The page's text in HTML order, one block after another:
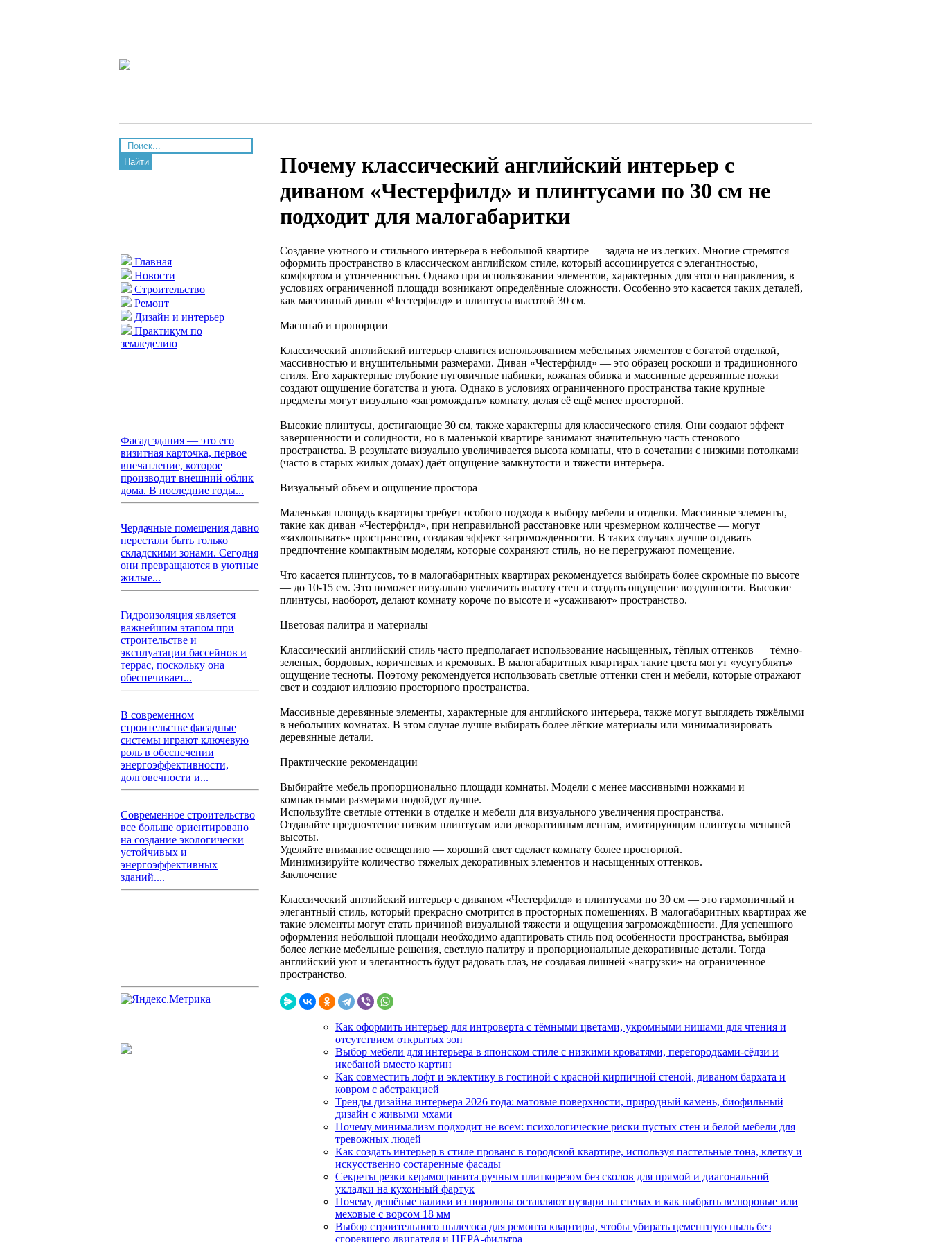
Найти
Главная
Новости
Строительство
Ремонт
Дизайн и интерьер
Практикум по
земледелию
Фасад здания — это его
визитная карточка, первое
впечатление, которое
производит внешний облик
дома. В последние годы...
Чердачные помещения давно
перестали быть только
складскими зонами. Сегодня
они превращаются в уютные
жилые...
Гидроизоляция является
важнейшим этапом при
строительстве и
эксплуатации бассейнов и
террас, поскольку она
обеспечивает...
В современном
строительстве фасадные
системы играют ключевую
роль в обеспечении
энергоэффективности,
долговечности и...
Современное строительство
все больше ориентировано
на создание экологически
устойчивых и
энергоэффективных
зданий....
Почему классический английский интерьер с
диваном «Честерфилд» и плинтусами по 30 см не
подходит для малогабаритки
Создание уютного и стильного интерьера в небольшой квартире — задача не из легких. Многие стремятся
оформить пространство в классическом английском стиле, который ассоциируется с элегантностью,
комфортом и утонченностью. Однако при использовании элементов, характерных для этого направления, в
условиях ограниченной площади возникают определённые сложности. Особенно это касается таких деталей,
как массивный диван «Честерфилд» и плинтусы высотой 30 см.
Масштаб и пропорции
Классический английский интерьер славится использованием мебельных элементов с богатой отделкой,
массивностью и внушительными размерами. Диван «Честерфилд» — это образец роскоши и традиционного
стиля. Его характерные глубокие пуговичные набивки, кожаная обивка и массивные деревянные ножки
создают ощущение богатства и уюта. Однако в условиях ограниченного пространства такие крупные
предметы могут визуально «загромождать» комнату, делая её ещё менее просторной.
Высокие плинтусы, достигающие 30 см, также характерны для классического стиля. Они создают эффект
завершенности и солидности, но в маленькой квартире занимают значительную часть стенового
пространства. В результате визуально увеличивается высота комнаты, что в сочетании с низкими потолками
(часто в старых жилых домах) даёт ощущение замкнутости и тяжести интерьера.
Визуальный объем и ощущение простора
Маленькая площадь квартиры требует особого подхода к выбору мебели и отделки. Массивные элементы,
такие как диван «Честерфилд», при неправильной расстановке или чрезмерном количестве — могут
«захлопывать» пространство, создавая эффект загроможденности. В таких случаях лучше отдавать
предпочтение компактным моделям, которые сохраняют стиль, но не перегружают помещение.
Что касается плинтусов, то в малогабаритных квартирах рекомендуется выбирать более скромные по высоте
— до 10-15 см. Это поможет визуально увеличить высоту стен и создать ощущение воздушности. Высокие
плинтусы, наоборот, делают комнату короче по высоте и «усаживают» пространство.
Цветовая палитра и материалы
Классический английский стиль часто предполагает использование насыщенных, тёплых оттенков — тёмно-
зеленых, бордовых, коричневых и кремовых. В малогабаритных квартирах такие цвета могут «усугублять»
ощущение тесноты. Поэтому рекомендуется использовать светлые оттенки стен и мебели, которые отражают
свет и создают иллюзию просторного пространства.
Массивные деревянные элементы, характерные для английского интерьера, также могут выглядеть тяжёлыми
в небольших комнатах. В этом случае лучше выбирать более лёгкие материалы или минимализировать
деревянные детали.
Практические рекомендации
Выбирайте мебель пропорционально площади комнаты. Модели с менее массивными ножками и
компактными размерами подойдут лучше.
Используйте светлые оттенки в отделке и мебели для визуального увеличения пространства.
Отдавайте предпочтение низким плинтусам или декоративным лентам, имитирующим плинтусы меньшей
высоты.
Уделяйте внимание освещению — хороший свет сделает комнату более просторной.
Минимизируйте количество тяжелых декоративных элементов и насыщенных оттенков.
Заключение
Классический английский интерьер с диваном «Честерфилд» и плинтусами по 30 см — это гармоничный и
элегантный стиль, который прекрасно смотрится в просторных помещениях. В малогабаритных квартирах же
такие элементы могут стать причиной визуальной тяжести и ощущения загромождённости. Для успешного
оформления небольшой площади необходимо адаптировать стиль под особенности пространства, выбирая
более легкие мебельные решения, светлую палитру и пропорциональные декоративные детали. Тогда
английский уют и элегантность будут радовать глаз, не создавая лишней «нагрузки» на ограниченное
пространство.
Как оформить интерьер для интроверта с тёмными цветами, укромными нишами для чтения и
отсутствием открытых зон
Выбор мебели для интерьера в японском стиле с низкими кроватями, перегородками-сёдзи и
икебаной вместо картин
Как совместить лофт и эклектику в гостиной с красной кирпичной стеной, диваном бархата и
ковром с абстракцией
Тренды дизайна интерьера 2026 года: матовые поверхности, природный камень, биофильный
дизайн с живыми мхами
Почему минимализм подходит не всем: психологические риски пустых стен и белой мебели для
тревожных людей
Как создать интерьер в стиле прованс в городской квартире, используя пастельные тона, клетку и
искусственно состаренные фасады
Секреты резки керамогранита ручным плиткорезом без сколов для прямой и диагональной
укладки на кухонный фартук
Почему дешёвые валики из поролона оставляют пузыри на стенах и как выбрать велюровые или
меховые с ворсом 18 мм
Выбор строительного пылесоса для ремонта квартиры, чтобы убирать цементную пыль без
сгоревшего двигателя и HEPA-фильтра